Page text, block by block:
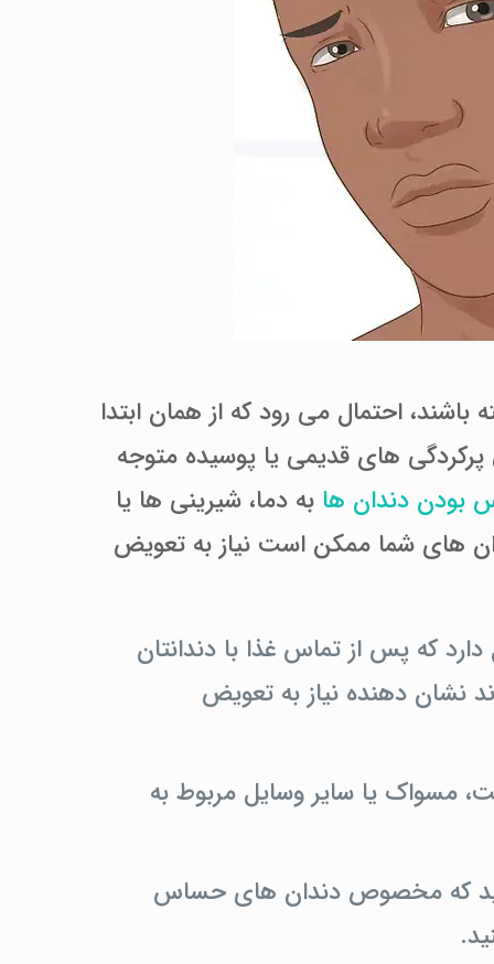
باشند، احتمال می رود که از همان ابتدا
های قدیمی یا پوسیده متوجه
بودن دندان ها به دما، شیرینی ها یا
های شما ممکن است نیاز به تعویض
که پس از تماس غذا با دندانتان
نشان دهنده نیاز به تعویض
مسواک یا سایر وسایل مربوط به
که مخصوص دندان های حساس